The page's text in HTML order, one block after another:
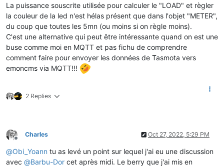
La puissance souscrite utilisée pour calculer le "LOAD" et règler
la couleur de la led n'est hélas présent que dans l'objet "METER",
du coup que toutes les 5mn (ou moins si on règle moins).
C'est une alternative qui peut être intéressante quand on est une
buse comme moi en MQTT et pas fichu de comprendre
comment faire pour envoyer les données de Tasmota vers
emoncms via MQTT!!!
2 Replies
Offline
Charles Oct 27, 2022, 5:29 PM
@Obi_Yoann tu as levé un point sur lequel j'ai eu une discussion
avec @Barbu-Dor cet après midi. Le berry que j'ai mis en